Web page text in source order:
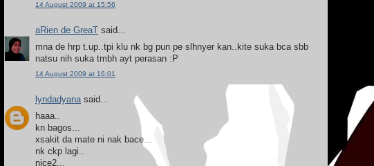
14 August 2009 at 15:56
aRien de GreaT said...
mna de hrp t.up..tpi klu nk bg pun pe slhnyer kan..kite suka bca sbb
natsu nih suka tmbh ayt perasan :P
14 August 2009 at 16:01
lyndadyanasaid...
haaa..
kn bagos...
xsakit da mate ni nak bace...
nk ckp lagi..
nice2...